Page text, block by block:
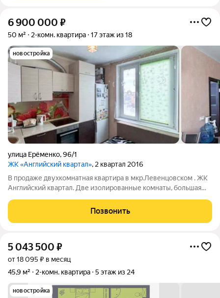
6 900 000 ₽
50 м² 2-комн. квартира 17 этаж из 18
новостройка
улица Ерёменко,96/1
ЖК «Английский квартал», 2 квартал 2016
В продаже двухкомнатная квартира в мкр.Левенцовском . ЖК
Aнглийский квapтaл. Две изoлиpoванные комнаты, большая
квартиры жилое ! Благоустроенная придомовая территория
,много детский и спортивных
Позвонить
5 043 500 ₽
от 18 095 ₽ в месяц
45,9 м²
2-комн. квартира 5 этаж из 24
новостройка